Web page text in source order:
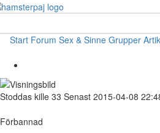
Start Forum Sex & Sinne Grupper
Stoddas kille 33 Senast 2015-04-08
Förbannad